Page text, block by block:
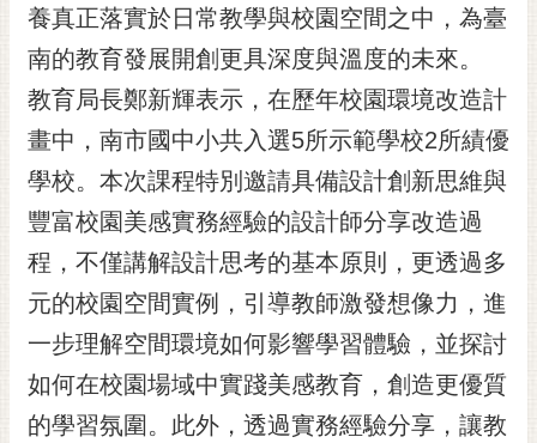
報
市
民
信
箱
English
日
本
語
隱
私
權
及
養真正落實於日常教學與校園空間之中，為臺
南的教育發展開創更具深度與溫度的未來。
教育局長鄭新輝表示，在歷年校園環境改造計
畫中，南市國中小共入選5所示範學校2所績優
學校。本次課程特別邀請具備設計創新思維與
豐富校園美感實務經驗的設計師分享改造過
程，不僅講解設計思考的基本原則，更透過多
元的校園空間實例，引導教師激發想像力，進
一步理解空間環境如何影響學習體驗，並探討
如何在校園場域中實踐美感教育，創造更優質
的學習氛圍。此外，透過實務經驗分享，讓教